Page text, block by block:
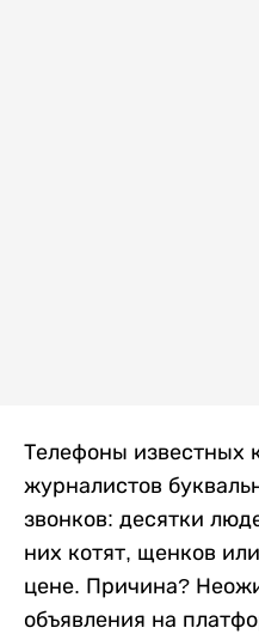
Телефоны известных
журналистов
звонков: десятки
них котят, щенков
цене. Причина?
объявления на